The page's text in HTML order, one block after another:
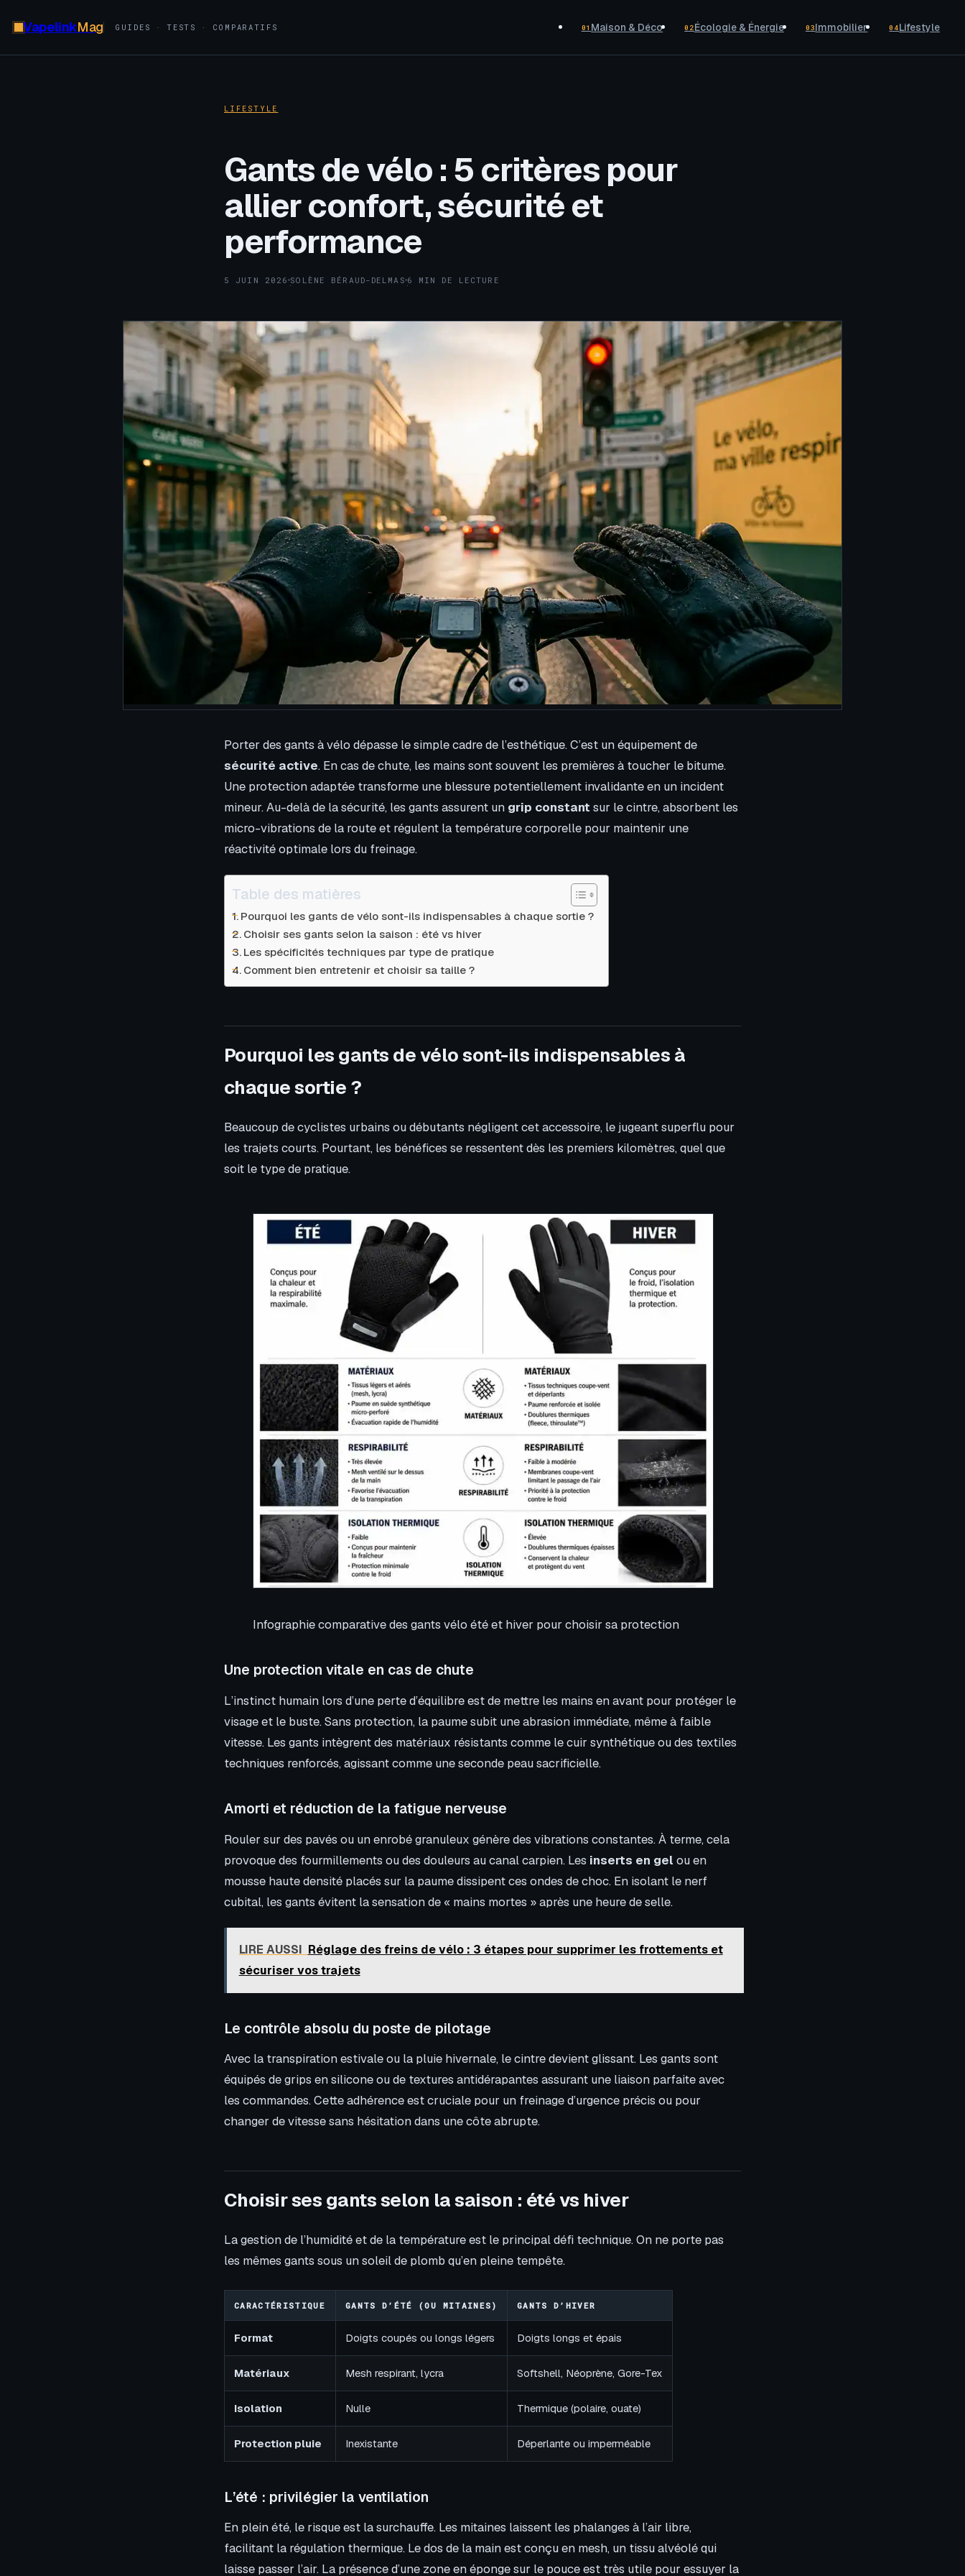
VapelinkMag GUIDES · TESTS · COMPARATIFS 01 Maison & Déco 02Écologie & Énergie 03Immobilier 04Lifestyle
LIFESTYLE
Gants de vélo : 5 critères pour
allier confort, sécurité et
performance
5 JUIN 2026·SOLÈNE BÉRAUD-DELMAS ·
6 MIN DE LECTURE
Porter des gants à vélo dépasse le simple cadre de l’esthétique. C’est un équipement de
sécurité active. En cas de chute, les mains sont souvent les premières à toucher le bitume.
Une protection adaptée transforme une blessure potentiellement invalidante en un incident
mineur. Au-delà de la sécurité, les gants assurent un grip constant sur le cintre, absorbent les
micro-vibrations de la route et régulent la température corporelle pour maintenir une
réactivité optimale lors du freinage.
Table des matières
Pourquoi les gants de vélo sont-ils indispensables à chaque sortie ?
Choisir ses gants selon la saison : été vs hiver
Les spécificités techniques par type de pratique
Comment bien entretenir et choisir sa taille ?
Pourquoi les gants de vélo sont-ils indispensables à
chaque sortie ?
Beaucoup de cyclistes urbains ou débutants négligent cet accessoire, le jugeant superflu pour
les trajets courts. Pourtant, les bénéfices se ressentent dès les premiers kilomètres, quel que
soit le type de pratique.
Infographie comparative des gants vélo été et hiver pour choisir sa protection
Une protection vitale en cas de chute
L’instinct humain lors d’une perte d’équilibre est de mettre les mains en avant pour protéger le
visage et le buste. Sans protection, la paume subit une abrasion immédiate, même à faible
vitesse. Les gants intègrent des matériaux résistants comme le cuir synthétique ou des textiles
techniques renforcés, agissant comme une seconde peau sacrificielle.
Amorti et réduction de la fatigue nerveuse
Rouler sur des pavés ou un enrobé granuleux génère des vibrations constantes. À terme, cela
provoque des fourmillements ou des douleurs au canal carpien. Les inserts en gel ou en
mousse haute densité placés sur la paume dissipent ces ondes de choc. En isolant le nerf
cubital, les gants évitent la sensation de « mains mortes » après une heure de selle.
LIRE AUSSI Réglage des freins de vélo : 3 étapes pour supprimer les frottements et
sécuriser vos trajets
Le contrôle absolu du poste de pilotage
Avec la transpiration estivale ou la pluie hivernale, le cintre devient glissant. Les gants sont
équipés de grips en silicone ou de textures antidérapantes assurant une liaison parfaite avec
les commandes. Cette adhérence est cruciale pour un freinage d’urgence précis ou pour
changer de vitesse sans hésitation dans une côte abrupte.
Choisir ses gants selon la saison : été vs hiver
La gestion de l’humidité et de la température est le principal défi technique. On ne porte pas
les mêmes gants sous un soleil de plomb qu’en pleine tempête.
CARACTÉRISTIQUE GANTS D’ÉTÉ (OU MITAINES) GANTS D’HIVER
Format Doigts coupés ou longs légers Doigts longs et épais
Matériaux Mesh respirant, lycra Softshell, Néoprène, Gore-Tex
Isolation Nulle Thermique (polaire, ouate)
Protection pluie Inexistante Déperlante ou imperméable
L’été : privilégier la ventilation
En plein été, le risque est la surchauffe. Les mitaines laissent les phalanges à l’air libre,
facilitant la régulation thermique. Le dos de la main est conçu en mesh, un tissu alvéolé qui
laisse passer l’air. La présence d’une zone en éponge sur le pouce est très utile pour essuyer la